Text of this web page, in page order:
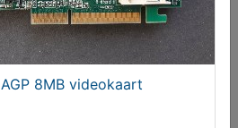
8MB videokaart